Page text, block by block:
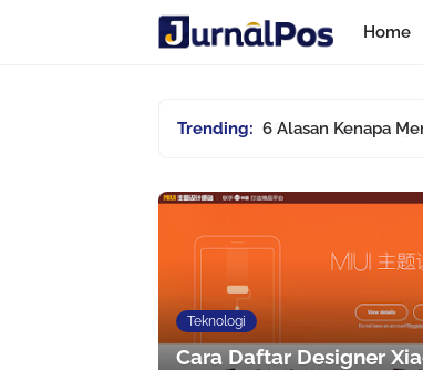
Home
Trending: 6 Alasan Kenapa
Teknologi
Cara Daftar Designer